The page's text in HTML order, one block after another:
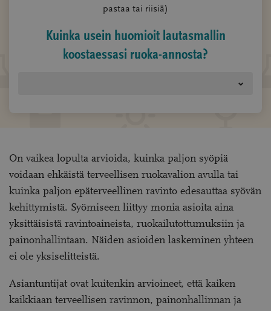
pastaa tai riisiä)
Kuinka usein huomioit lautasmallin
koostaessasi ruoka-annosta?
On vaikea lopulta arvioida, kuinka paljon syöpiä
voidaan ehkäistä terveellisen ruokavalion avulla tai
kuinka paljon epäterveellinen ravinto edesauttaa syövän
kehittymistä. Syömiseen liittyy monia asioita aina
yksittäisistä ravintoaineista, ruokailutottumuksiin ja
painonhallintaan. Näiden asioiden laskeminen yhteen
ei ole yksiselitteistä.
Asiantuntijat ovat kuitenkin arvioineet, että kaiken
kaikkiaan terveellisen ravinnon, painonhallinnan ja